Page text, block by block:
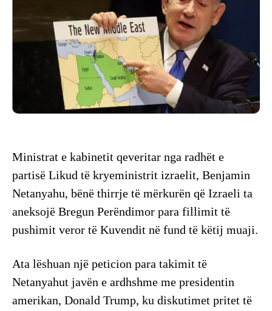
Ministrat e kabinetit qeveritar nga radhët e
partisë Likud të kryeministrit izraelit, Benjamin
Netanyahu, bënë thirrje të mërkurën që Izraeli ta
aneksojë Bregun Perëndimor para fillimit të
pushimit veror të Kuvendit në fund të këtij muaji.
Ata lëshuan një peticion para takimit të
Netanyahut javën e ardhshme me presidentin
amerikan, Donald Trump, ku diskutimet pritet të